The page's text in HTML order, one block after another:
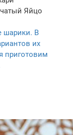
Яйцо
шарики. В
их
приготовим